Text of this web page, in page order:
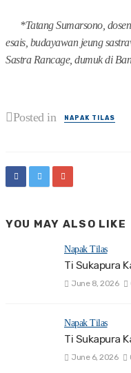
*Tatang Sumarsono,
esais, budayawan jeung
Sastra Rancage, dumuk di
Posted in NAPAK TILAS
YOU MAY ALSO LIKE
Napak Tilas
Ti Sukapura
June 8, 2026
Napak Tilas
Ti Sukapura
June 6, 2026